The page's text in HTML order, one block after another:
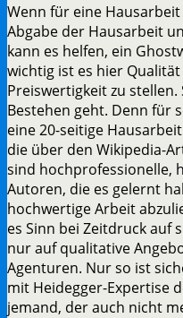
Wenn für eine
Abgabe der Hausarbeit
kann es helfen, ein
wichtig ist es hier
Preiswertigkeit zu
Bestehen geht. Denn für
eine 20-seitige
die über den Wikipedia-
sind hochprofessionelle,
Autoren, die es gelernt
hochwertige Arbeit
es Sinn bei Zeitdruck auf
nur auf qualitative
Agenturen. Nur so ist
mit Heidegger-Expertise
jemand, der auch nicht